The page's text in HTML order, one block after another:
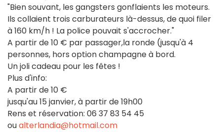
"Bien souvant, les gangsters gonflaients les moteurs.
Ils collaient trois carburateurs là-dessus, de quoi filer
à 160 km/h ! La police pouvait s'accrocher."
A partir de 10 € par passager,la ronde (jusqu'à 4
personnes, hors option champagne à bord.
Un joli cadeau pour les fêtes !
Plus d'info:
A partir de 10 €
jusqu'au 15 janvier, à partir de 19h00
Rens et réservation: 06 37 83 54 45
oualterlandia@hotmail.com